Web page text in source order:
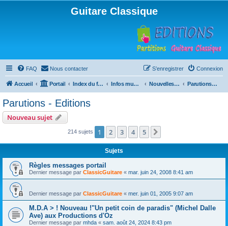
Guitare Classique
FAQ Nous contacter Connexion
S’enregistrer
Accueil Portail Index du forum Infos musicales Nouvelles de toutes sortes, concerts, partitions… Parutions - Editions
Parutions - Editions
Nouveau sujet
214 sujets 1 2 3 4 5
Sujets
Règles messages portail
Dernier message par ClassicGuitare « mar. juin 24, 2008 8:41 am
Dernier message par ClassicGuitare « mer. juin 01, 2005 9:07 am
M.D.A > ! Nouveau !"Un petit coin de paradis" (Michel Dalle
Ave) aux Productions d'Oz
Dernier message par mhda « sam. août 24, 2024 8:43 pm